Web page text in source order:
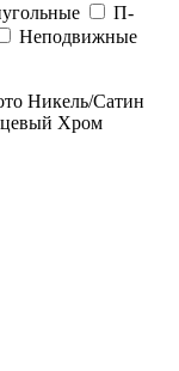
П-
Неподвижные
Никель/Сатин
Хром